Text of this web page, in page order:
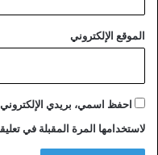
الموقع الإلكتروني
احفظ اسمي، بريدي
لاستخدامها المرة المقبلة في